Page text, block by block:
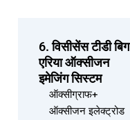
6. विसीसेंस टीडी बिग
एरिया ऑक्सीजन
इमेजिंग सिस्टम
ऑक्सीग्राफ+
ऑक्सीजन इलेक्ट्रोड